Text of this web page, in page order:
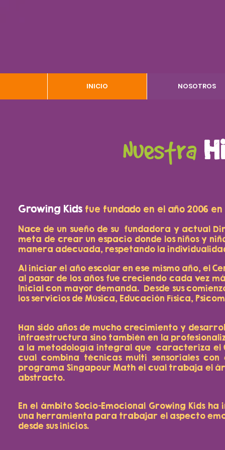
INICIO NOSOTROS
Nuestra
Growing Kids fue fundado en el año 2006 en
Nace de un sueño de su fundadora y actual
meta de crear un espacio donde los niños y
manera adecuada, respetando la
Al iniciar el año escolar en ese mismo año, el
al pasar de los años fue creciendo cada vez
Inicial con mayor demanda. Desde sus
los servicios de Música, Educación Física,
Han sido años de mucho crecimiento y
infraestructura sino también en la
a la metodología integral que caracteriza el
cual combina técnicas multi sensoriales
programa Singapour Math el cual trabaja el
abstracto.
En el ámbito Socio-Emocional Growing Kids
una herramienta para trabajar el aspecto
desde sus inicios.